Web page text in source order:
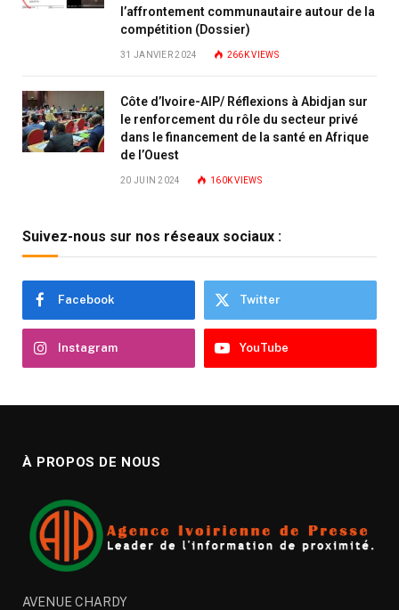
l’affrontement communautaire autour de la
compétition (Dossier)
31 JANVIER 2024 266KVIEWS
Côte d’Ivoire-AIP/ Réflexions à Abidjan sur
le renforcement du rôle du secteur privé
dans le financement de la santé en Afrique
de l’Ouest
20 JUIN 2024 160KVIEWS
Suivez-nous sur nos réseaux sociaux :
Facebook Twitter
Instagram YouTube
À PROPOS DE NOUS
AVENUE CHARDY